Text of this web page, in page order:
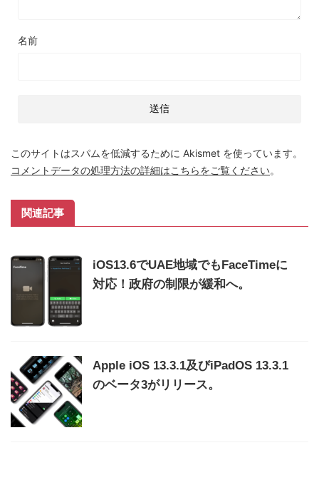
名前
このサイトはスパムを低減するために Akismet を使っています。
コメントデータの処理方法の詳細はこちらをご覧ください。
関連記事
iOS13.6でUAE地域でもFaceTimeに
対応！政府の制限が緩和へ。
Apple iOS 13.3.1及びiPadOS 13.3.1
のベータ3がリリース。